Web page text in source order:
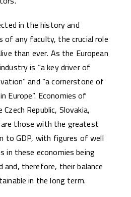
in the history and
of any faculty, the crucial role
than ever. As the European
is “a key driver of
and “a cornerstone of
Europe”. Economies of
Republic, Slovakia,
are those with the greatest
to GDP, with figures of well
in these economies being
therefore, their balance
in the long term.